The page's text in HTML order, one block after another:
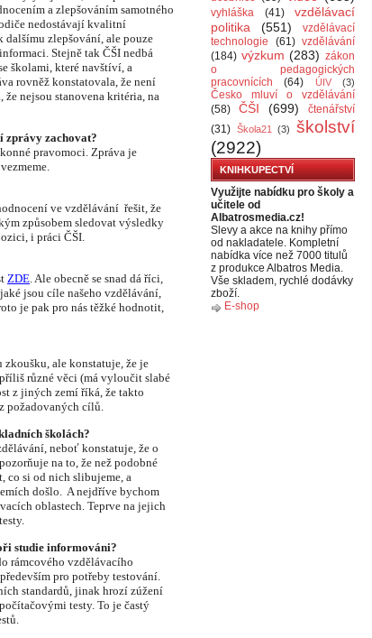
a zlepšováním samotného
nedostávají kvalitní
zlepšování, ale pouze
Stejně tak ČŠI nedbá
školami, které navštíví, a
rovněž konstatovala, že není
že nejsou stanovena kritéria, na
zprávy zachovat?
pravomoci. Zpráva je
ve vzdělávání řešit, že
způsobem sledovat výsledky
i práci ČŠI.
ZDE. Ale obecně se snad dá říci,
jsou cíle našeho vzdělávání,
je pak pro nás těžké hodnotit,
ale konstatuje, že je
různé věci (má vyloučit slabé
z jiných zemí říká, že takto
požadovaných cílů.
školách?
neboť konstatuje, že o
na to, že než podobné
co si od nich slibujeme, a
došlo. A nejdříve bychom
oblastech. Teprve na jejich
studie informováni?
rámcového vzdělávacího
pro potřeby testování.
standardů, jinak hrozí zúžení
testy. To je častý
vyhláška (41)
vzdělávací
politika
(551)
vzdělávací
technologie
(61) vzdělávání
(184) výzkum (283) zákon
o pedagogických
pracovnících
(64) ÚIV (3)
Česko mluví o vzdělávání
(58)
ČŠI (699)
čtenářství
(31) Škola21 (3)
školství
(2922)
KNIHKUPECTVÍ
Využijte nabídku pro školy a
učitele od
Albatrosmedia.cz!
Slevy a akce na knihy přímo
od nakladatele. Kompletní
nabídka více než 7000 titulů
z produkce Albatros Media.
Vše skladem, rychlé dodávky
zboží.
E-shop